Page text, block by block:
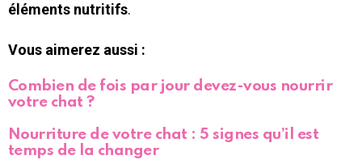
éléments nutritifs.
Vous aimerez aussi :
Combien de fois par jour devez-vous nourrir
votre chat ?
Nourriture de votre chat : 5 signes qu’il est
temps de la changer